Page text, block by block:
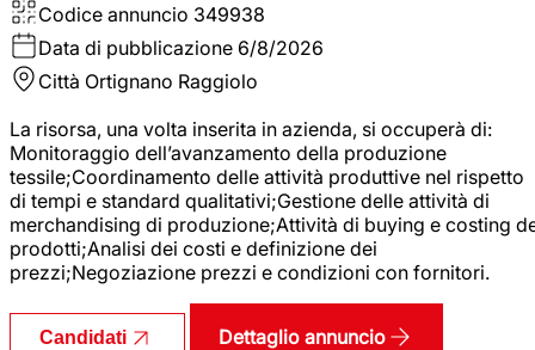
Codice annuncio 349938
Data di pubblicazione 6/8/2026
Città Ortignano Raggiolo
La risorsa, una volta inserita in azienda, si occuperà di:
Monitoraggio dell’avanzamento della produzione
tessile;Coordinamento delle attività produttive nel rispetto
di tempi e standard qualitativi;Gestione delle attività di
merchandising di produzione;Attività di buying e costing
prodotti;Analisi dei costi e definizione dei
prezzi;Negoziazione prezzi e condizioni con fornitori.
Candidati Dettaglio annuncio